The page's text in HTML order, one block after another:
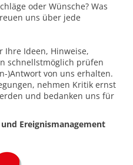
oder Wünsche? Was
uns über jede
Ihre Ideen, Hinweise,
schnellstmöglich prüfen
)Antwort von uns erhalten.
nehmen Kritik ernst
und bedanken uns für
Ereignismanagement